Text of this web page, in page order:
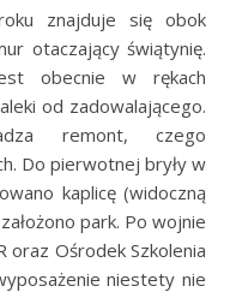
otaczający świątynię.
obecnie w rękach
od zadowalającego.
remont, czego
Do pierwotnej bryły w
kaplicę (widoczną
park. Po wojnie
oraz Ośrodek Szkolenia
niestety nie